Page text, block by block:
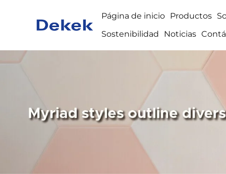
Página de inicio Productos
Sostenibilidad
Noticias